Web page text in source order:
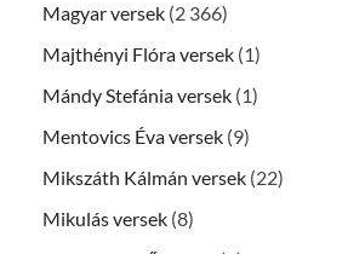
Magyar versek (2 366)
Majthényi Flóra versek (1)
Mándy Stefánia versek (1)
Mentovics Éva versek (9)
Mikszáth Kálmán versek (22)
Mikulás versek (8)